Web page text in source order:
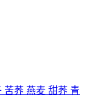
苦荞 燕麦 甜荞 青